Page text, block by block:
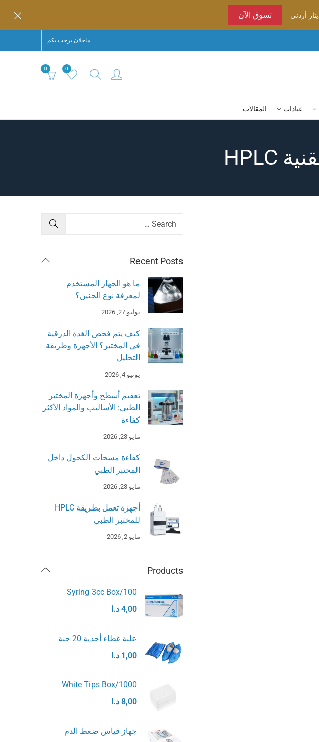
تسوق الآن
ماجلان يرحب بكم
0
0
عيادات المقالات
Recent Posts
ما هو الجهاز المستخدم
لمعرفة نوع الجنين؟
يوليو 27, 2026
كيف يتم فحص الغدة الدرقية
في المختبر؟ الأجهزة وطريقة
التحليل
يونيو 4, 2026
تعقيم أسطح وأجهزة المختبر
الطبي: الأساليب والمواد الأكثر
كفاءة
مايو 23, 2026
كفاءة مسحات الكحول داخل
المختبر الطبي
مايو 23, 2026
أجهزة تعمل بطريقة HPLC
للمختبر الطبي
مايو 2, 2026
Products
Syring 3cc Box/100
4,00 د.ا
علبة غطاء أحذية 20 حبة
1,00 د.ا
White Tips Box/1000
8,00 د.ا
جهاز قياس ضغط الدم